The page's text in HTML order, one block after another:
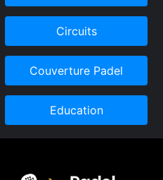
Circuits
Couverture Padel
Education